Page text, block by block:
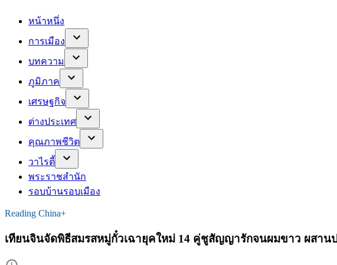
หน้าหนึ่ง
การเมือง
บทความ
ภูมิภาค
เศรษฐกิจ
ต่างประเทศ
คุณภาพชีวิต
วาไรตี้
พระราชสำนัก
รอบบ้านรอบเมือง
Reading China+
เทียนจินจัดพิธีสมรสหมู่กั๋วเฉายุคใหม่ 14 คู่ชูสัญญารักจนผมขาว ผสาน